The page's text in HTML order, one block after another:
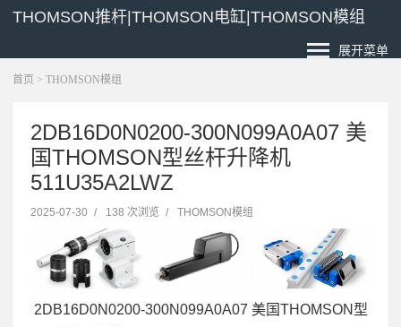
THOMSON推杆|THOMSON电缸|THOMSON模组
展开菜单
首页 > THOMSON模组
2DB16D0N0200-300N099A0A07 美
国THOMSON型丝杆升降机
511U35A2LWZ
2025-07-30 / 138 次浏览 / THOMSON模组
2DB16D0N0200-300N099A0A07 美国THOMSON型